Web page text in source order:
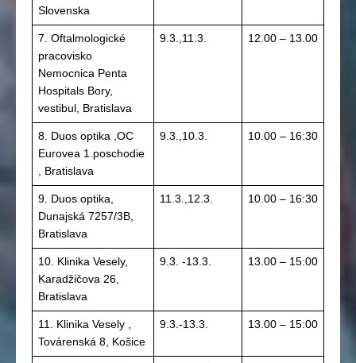
Slovenska
7. Oftalmologické
pracovisko
Nemocnica Penta
Hospitals Bory,
vestibul, Bratislava
9.3.,11.3. 12.00 – 13.00
8. Duos optika ,OC
Eurovea 1.poschodie
, Bratislava
9.3.,10.3. 10.00 – 16:30
9. Duos optika,
Dunajská 7257/3B,
Bratislava
11.3.,12.3. 10.00 – 16:30
10. Klinika Vesely,
Karadžičova 26,
Bratislava
9.3. -13.3. 13.00 – 15:00
11. Klinika Vesely ,
Továrenská 8, Košice
9.3.-13.3. 13.00 – 15:00